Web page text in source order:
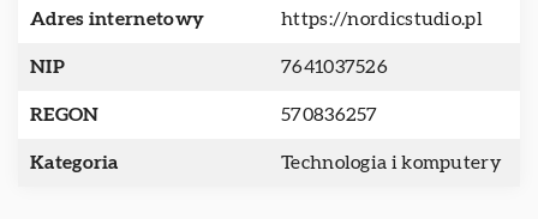
Adres internetowy https://nordicstudio.pl
NIP 7641037526
REGON 570836257
Kategoria Technologia i komputery